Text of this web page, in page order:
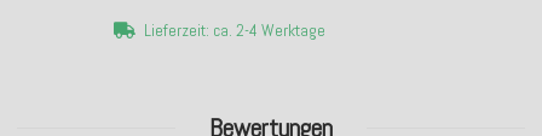
Bewertungen
Lieferzeit: ca. 2-4 Werktage